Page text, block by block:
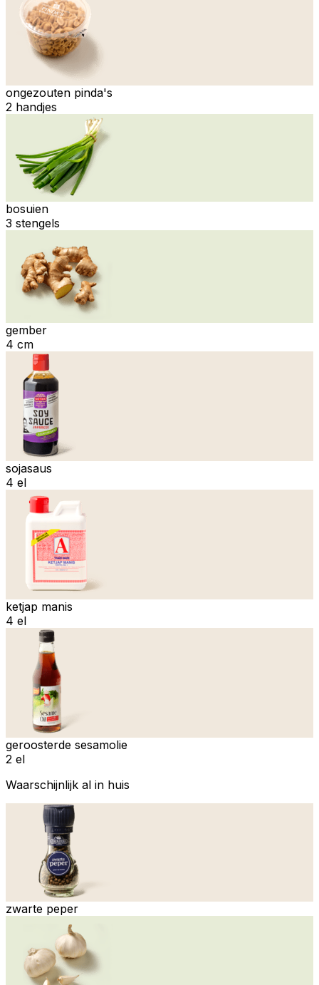
ongezouten pinda's
2 handjes
bosuien
3 stengels
gember
4 cm
sojasaus
4 el
ketjap manis
4 el
geroosterde sesamolie
2 el
Waarschijnlijk al in huis
zwarte peper